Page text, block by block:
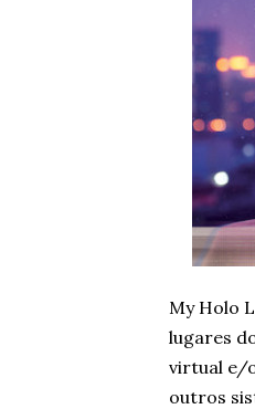
My Holo
lugares
virtual e/
outros